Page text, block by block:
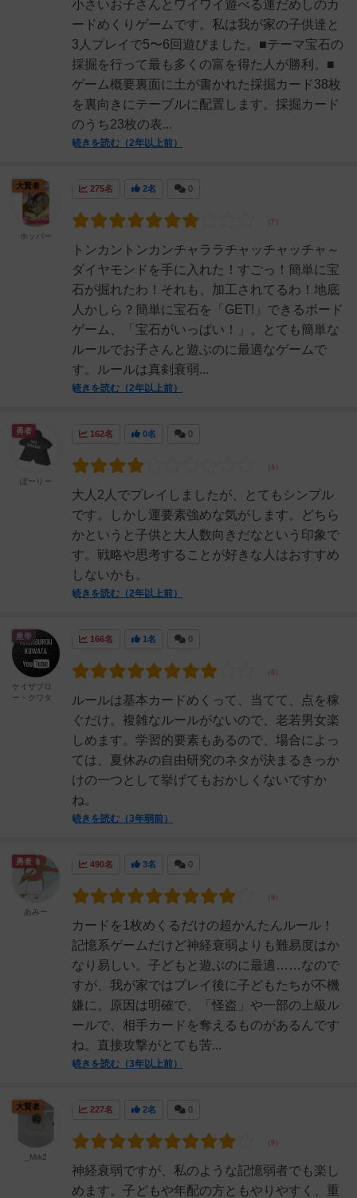
小さいお子さんとワイワイ遊べる運だめしのカ
ードめくりゲームです。私は我が家の子供達と
3人プレイで5〜6回遊びました。■テーマ宝石の
採掘を行って最も多くの富を得た人が勝利。■
ゲーム概要裏面に土が書かれた採掘カード38枚
を裏向きにテーブルに配置します。採掘カード
のうち23枚の表...
続きを読む（2年以上前）
275名 2名 0
トンカントンカンチャララチャッチャッチャ～
ダイヤモンドを手に入れた！すごっ！簡単に宝
石が掘れたわ！それも、加工されてるわ！地底
人かしら？簡単に宝石を「GET!」できるボード
ゲーム、「宝石がいっぱい！」。とても簡単な
ルールでお子さんと遊ぶのに最適なゲームで
す。ルールは真剣衰弱...
続きを読む（2年以上前）
大賢者
ホッパー
162名 0名 0
大人2人でプレイしましたが、とてもシンプル
です。しかし運要素強めな気がします。どちら
かというと子供と大人数向きだなという印象で
す。戦略や思考することが好きな人はおすすめ
しないかも。
続きを読む（2年以上前）
勇者
ぽーりー
166名 1名 0
ルールは基本カードめくって、当てて、点を稼
ぐだけ。複雑なルールがないので、老若男女楽
しめます。学習的要素もあるので、場合によっ
ては、夏休みの自由研究のネタが決まるきっか
けの一つとして挙げてもおかしくないですか
ね。
続きを読む（3年弱前）
皇帝
ケイザブロ
ー・クワタ
490名 3名 0
カードを1枚めくるだけの超かんたんルール！
記憶系ゲームだけど神経衰弱よりも難易度はか
なり易しい。子どもと遊ぶのに最適……なので
すが、我が家ではプレイ後に子どもたちが不機
嫌に。原因は明確で、「怪盗」や一部の上級ル
ールで、相手カードを奪えるものがあるんです
ね。直接攻撃がとても苦...
続きを読む（3年以上前）
勇者
あみー
227名 2名 0
神経衰弱ですが、私のような記憶弱者でも楽し
めます。子どもや年配の方ともやりやすく、重
大賢者
_Mrk2